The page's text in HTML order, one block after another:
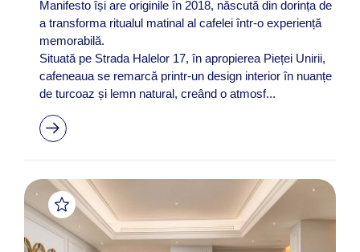
Manifesto își are originile în 2018, născută din dorința de
a transforma ritualul matinal al cafelei într-o experiență
memorabilă. ​
Situată pe Strada Halelor 17, în apropierea Pieței Unirii,
cafeneaua se remarcă printr-un design interior în nuanțe
de turcoaz și lemn natural, creând o atmosf...